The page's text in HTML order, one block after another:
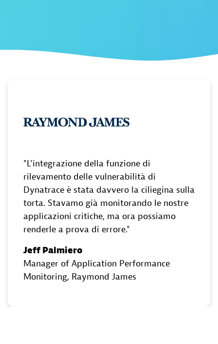
L'integrazione della funzione di
rilevamento delle vulnerabilità di
Dynatrace è stata davvero la ciliegina sulla
torta. Stavamo già monitorando le nostre
applicazioni critiche, ma ora possiamo
renderle a prova di errore.
Jeff Palmiero
Manager of Application Performance
Monitoring, Raymond James